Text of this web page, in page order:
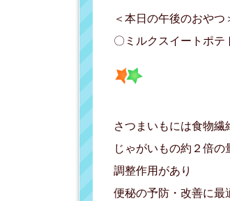
＜本日の午後のおやつ
〇ミルクスイートポテ
さつまいもには食物繊
じゃがいもの約２倍の
調整作用があり
便秘の予防・改善に最